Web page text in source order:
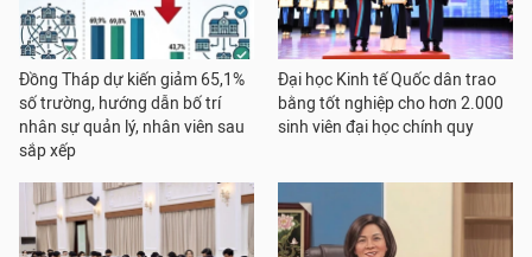
Đồng Tháp dự kiến giảm 65,1%
số trường, hướng dẫn bố trí
nhân sự quản lý, nhân viên sau
sắp xếp
Đại học Kinh tế Quốc dân trao
bằng tốt nghiệp cho hơn 2.000
sinh viên đại học chính quy